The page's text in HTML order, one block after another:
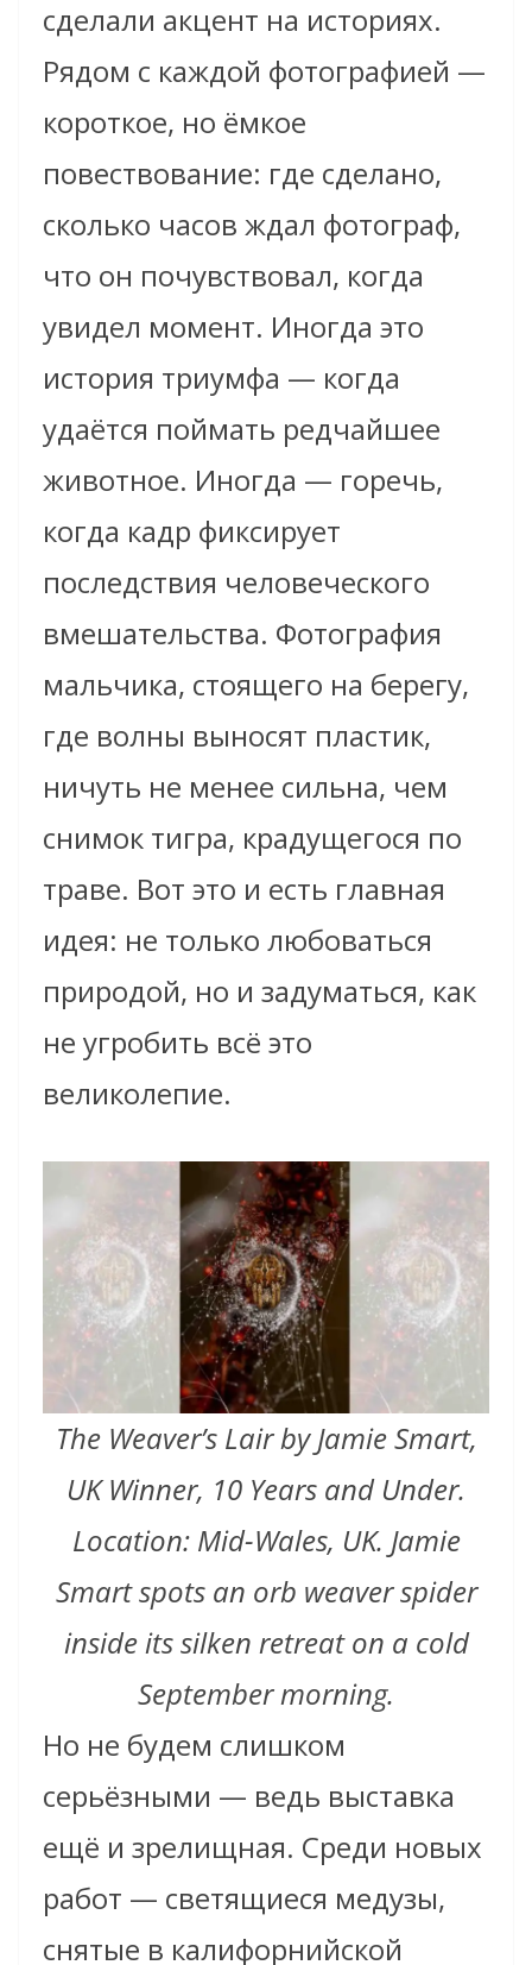
сделали акцент на историях.
Рядом с каждой фотографией —
короткое, но ёмкое
повествование: где сделано,
сколько часов ждал фотограф,
что он почувствовал, когда
увидел момент. Иногда это
история триумфа — когда
удаётся поймать редчайшее
животное. Иногда — горечь,
когда кадр фиксирует
последствия человеческого
вмешательства. Фотография
мальчика, стоящего на берегу,
где волны выносят пластик,
ничуть не менее сильна, чем
снимок тигра, крадущегося по
траве. Вот это и есть главная
идея: не только любоваться
природой, но и задуматься, как
не угробить всё это
великолепие.
The Weaver’s Lair by Jamie Smart,
UK Winner, 10 Years and Under.
Location: Mid-Wales, UK. Jamie
Smart spots an orb weaver spider
inside its silken retreat on a cold
September morning.
Но не будем слишком
серьёзными — ведь выставка
ещё и зрелищная. Среди новых
работ — светящиеся медузы,
снятые в калифорнийской